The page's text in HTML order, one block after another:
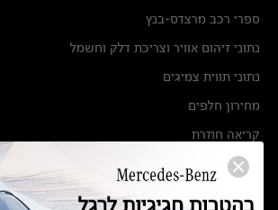
ספרי רכב מרצדס-בנץ
נתוני זיהום אוויר וצריכת דלק וחשמל
נתוני תווית צמיגים
מחירון חלפים
קריאה חוזרת
הודעה על הטבות לרכבי מרצדס בהסדר פשרה בתצ 56447-02-19